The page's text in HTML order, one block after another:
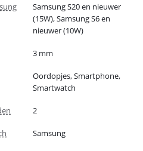
Samsung S20 en nieuwer
(15W), Samsung S6 en
nieuwer (10W)
3 mm
Oordopjes, Smartphone,
Smartwatch
2
Samsung